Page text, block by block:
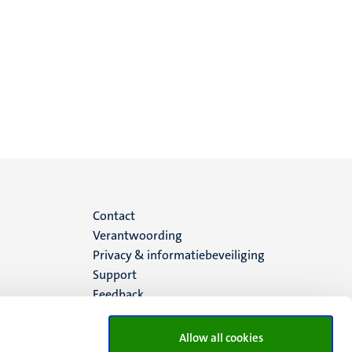
Allow all cookies
Menu
footer
(NL)
Contact
Verantwoording
Privacy & informatiebeveiliging
Support
Feedback